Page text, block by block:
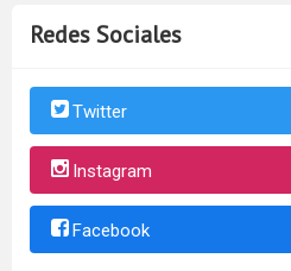
Redes Sociales
Twitter
Instagram
Facebook